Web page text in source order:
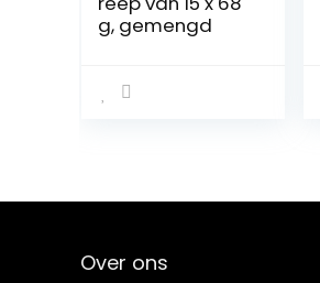
g, gemengd
Over ons